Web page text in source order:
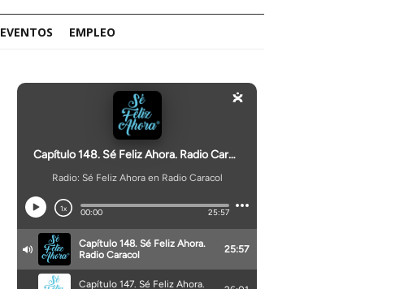
EVENTOS EMPLEO